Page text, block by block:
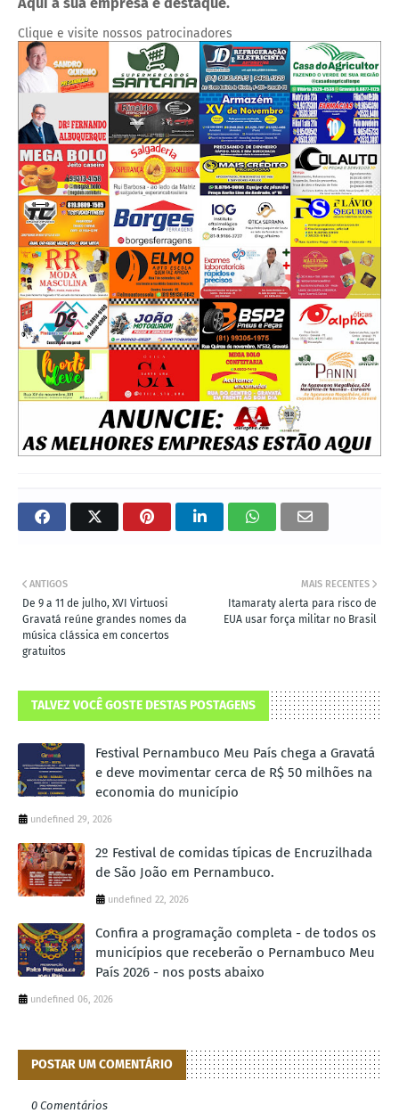
Clique e visite nossos patrocinadores
MAIS RECENTES
Itamaraty alerta para risco de
EUA usar força militar no Brasil
ANTIGOS
De 9 a 11 de julho, XVI Virtuosi
Gravatá reúne grandes nomes da
música clássica em concertos
gratuitos
TALVEZ VOCÊ GOSTE DESTAS POSTAGENS
Festival Pernambuco Meu País chega a Gravatá
e deve movimentar cerca de R$ 50 milhões na
economia do município
undefined 29, 2026
2º Festival de comidas típicas de Encruzilhada
de São João em Pernambuco.
undefined 22, 2026
Confira a programação completa - de todos os
municípios que receberão o Pernambuco Meu
País 2026 - nos posts abaixo
undefined 06, 2026
POSTAR UM COMENTÁRIO
0 Comentários